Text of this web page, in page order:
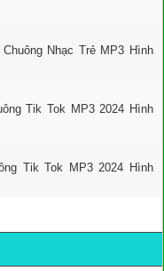
Nhạc Trẻ MP3 Hình
Tik Tok MP3 2024 Hình
Tik Tok MP3 2024 Hình